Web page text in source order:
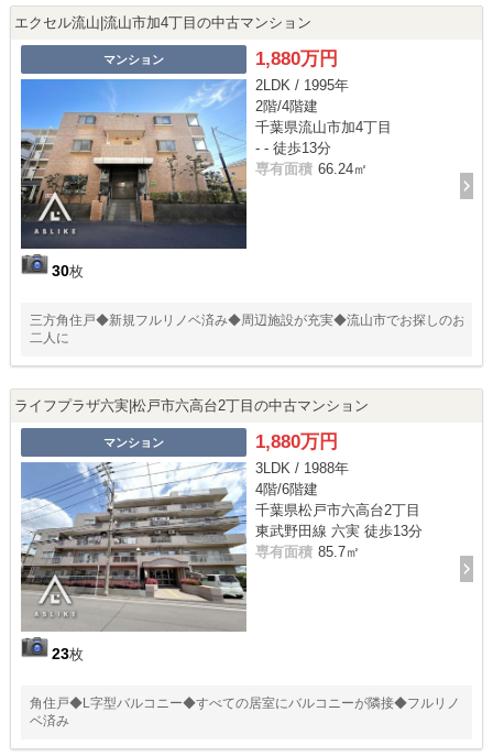
エクセル流山|流山市加4丁目の中古マンション
マンション
30枚
1,880万円
2LDK / 1995年
2階/4階建
千葉県流山市加4丁目
- - 徒歩13分
専有面積 66.24㎡
三方角住戸◆新規フルリノベ済み◆周辺施設が充実◆流山市でお探しのお
二人に
ライフプラザ六実|松戸市六高台2丁目の中古マンション
マンション
23枚
1,880万円
3LDK / 1988年
4階/6階建
千葉県松戸市六高台2丁目
東武野田線 六実 徒歩13分
専有面積 85.7㎡
角住戸◆L字型バルコニー◆すべての居室にバルコニーが隣接◆フルリノ
ベ済み